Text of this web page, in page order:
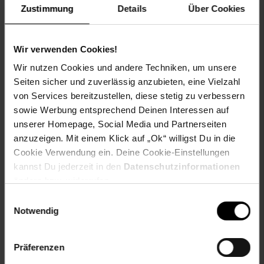
Zustimmung Details Über Cookies
Wir verwenden Cookies!
Wir nutzen Cookies und andere Techniken, um unsere
Seiten sicher und zuverlässig anzubieten, eine Vielzahl
von Services bereitzustellen, diese stetig zu verbessern
sowie Werbung entsprechend Deinen Interessen auf
unserer Homepage, Social Media und Partnerseiten
anzuzeigen. Mit einem Klick auf „Ok“ willigst Du in die
Cookie Verwendung ein. Deine Cookie-Einstellungen
kannst Du jederzeit in den Datenschutzinformationen
Notwendig
Präferenzen
leicht zu installieren
rückwärtsgerichtet
Babyschale Isofix-Basisstation Aura i-Size (40 - 85cm)
verstellbar:
Artikelmaße Autositz: L 50 x B 39,5 x H 47 cm
Artikelmaße Basisstation: L 52 x B 37 x H 14 cm
Artikelgewicht: 3,25 kg
Maße Versandkarton: L 56,5 x B 51 x H 51 cm
Versandgewicht: 5 kg
EU-Verantwortlicher:Chipolino Ltd., Dimitrina
Str.14202TzaratzovoBulgarienexport@chipolino.com
Artikelnummer: 2828630000